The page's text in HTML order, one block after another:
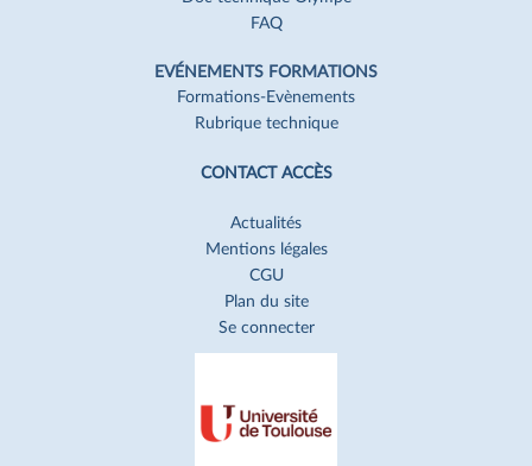
FAQ
EVÉNEMENTS FORMATIONS
Formations-Evènements
Rubrique technique
CONTACT ACCÈS
Actualités
Mentions légales
CGU
Plan du site
Se connecter